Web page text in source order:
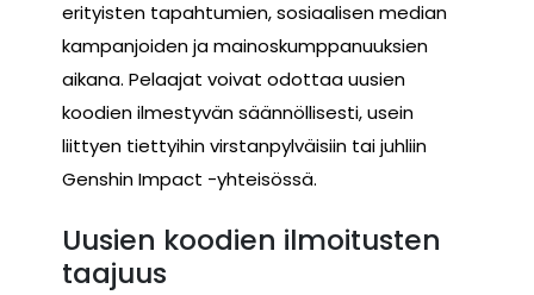
erityisten tapahtumien, sosiaalisen median
kampanjoiden ja mainoskumppanuuksien
aikana. Pelaajat voivat odottaa uusien
koodien ilmestyvän säännöllisesti, usein
liittyen tiettyihin virstanpylväisiin tai juhliin
Genshin Impact -yhteisössä.
Uusien koodien ilmoitusten
taajuus